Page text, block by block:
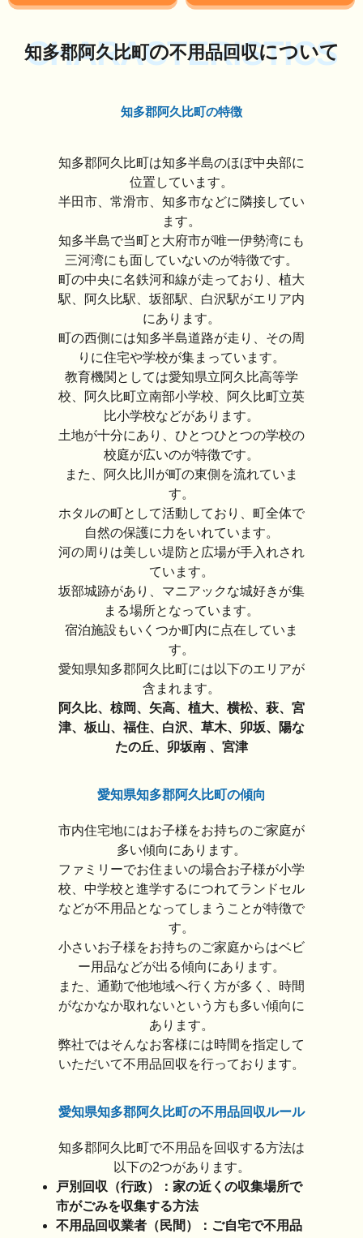
CHARACTERISTICS
知多郡阿久比町の不用品回収について
知多郡阿久比町の特徴
知多郡阿久比町は知多半島のほぼ中央部に
位置しています。
半田市、常滑市、知多市などに隣接してい
ます。
知多半島で当町と大府市が唯一伊勢湾にも
三河湾にも面していないのが特徴です。
町の中央に名鉄河和線が走っており、植大
駅、阿久比駅、坂部駅、白沢駅がエリア内
にあります。
町の西側には知多半島道路が走り、その周
りに住宅や学校が集まっています。
教育機関としては愛知県立阿久比高等学
校、阿久比町立南部小学校、阿久比町立英
比小学校などがあります。
土地が十分にあり、ひとつひとつの学校の
校庭が広いのが特徴です。
また、阿久比川が町の東側を流れていま
す。
ホタルの町として活動しており、町全体で
自然の保護に力をいれています。
河の周りは美しい堤防と広場が手入れされ
ています。
坂部城跡があり、マニアックな城好きが集
まる場所となっています。
宿泊施設もいくつか町内に点在していま
す。
愛知県知多郡阿久比町には以下のエリアが
含まれます。
阿久比、椋岡、矢高、植大、横松、萩、宮
津、板山、福住、白沢、草木、卯坂、陽な
たの丘、卯坂南 、宮津
愛知県知多郡阿久比町の傾向
市内住宅地にはお子様をお持ちのご家庭が
多い傾向にあります。
ファミリーでお住まいの場合お子様が小学
校、中学校と進学するにつれてランドセル
などが不用品となってしまうことが特徴で
す。
小さいお子様をお持ちのご家庭からはベビ
ー用品などが出る傾向にあります。
また、通勤で他地域へ行く方が多く、時間
がなかなか取れないという方も多い傾向に
あります。
弊社ではそんなお客様には時間を指定して
いただいて不用品回収を行っております。
愛知県知多郡阿久比町の不用品回収ルール
知多郡阿久比町で不用品を回収する方法は
以下の2つがあります。
戸別回収（行政）：家の近くの収集場所で
市がごみを収集する方法
不用品回収業者（民間）：ご自宅で不用品